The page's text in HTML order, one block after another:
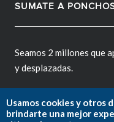
SUMATE A
Seamos 2 millones que
y desplazadas.
Usamos cookies y otros
brindarte una mejor